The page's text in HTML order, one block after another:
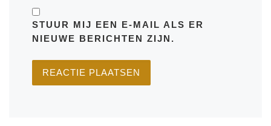
STUUR MIJ EEN E-MAIL ALS ER
NIEUWE BERICHTEN ZIJN.